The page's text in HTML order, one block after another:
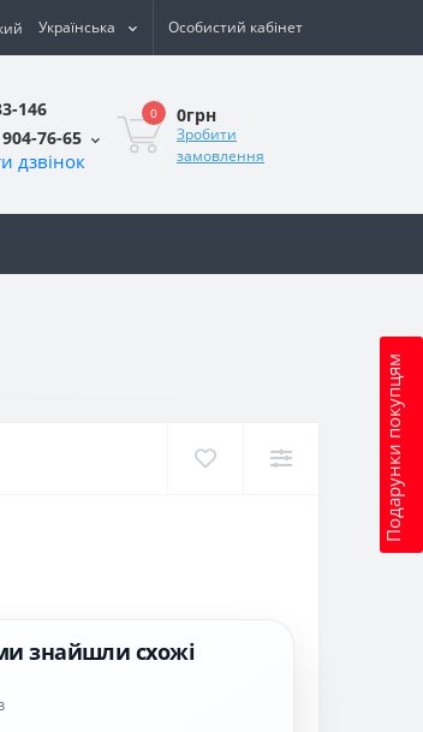
Українська Особистий кабінет
146
76-65
дзвінок
0 0грн
Зробити
замовлення
Подарунки покупцям
знайшли схожі